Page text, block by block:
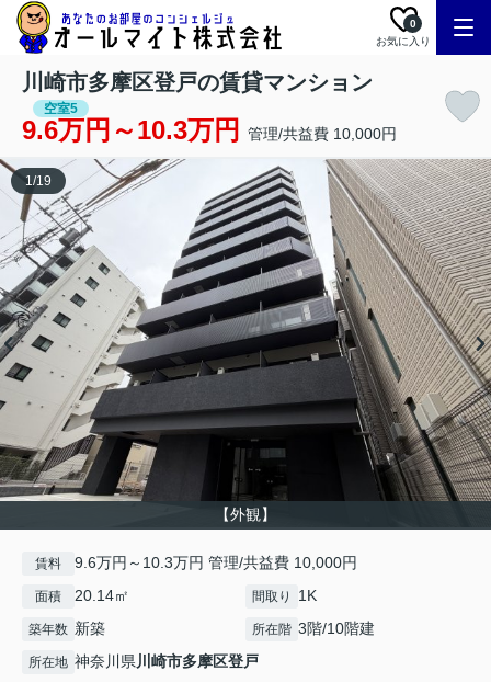
お気に入り
0
川崎市多摩区登戸の賃貸マンション
空室5
9.6万円～10.3万円 管理/共益費 10,000円
【外観】
1/19
賃料 9.6万円～10.3万円 管理/共益費 10,000円
面積 20.14㎡ 間取り 1K
築年数 新築 所在階 3階/10階建
所在地 神奈川県川崎市多摩区登戸